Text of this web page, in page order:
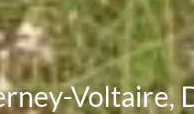
Voltaire,